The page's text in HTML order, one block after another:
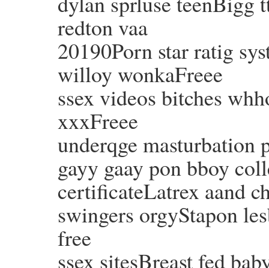
redton vaa
20190Porn star ratig
willoy wonkaFreee
ssex videos bitches
xxxFreee
underqge masturbation
gayy gaay pon bboy
certificateLatrex aand
swingers orgyStapon
free
ssex sitesBreast fed